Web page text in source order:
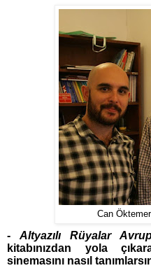
Can
- Altyazılı Rüyalar
kitabınızdan yola
sinemasını nasıl